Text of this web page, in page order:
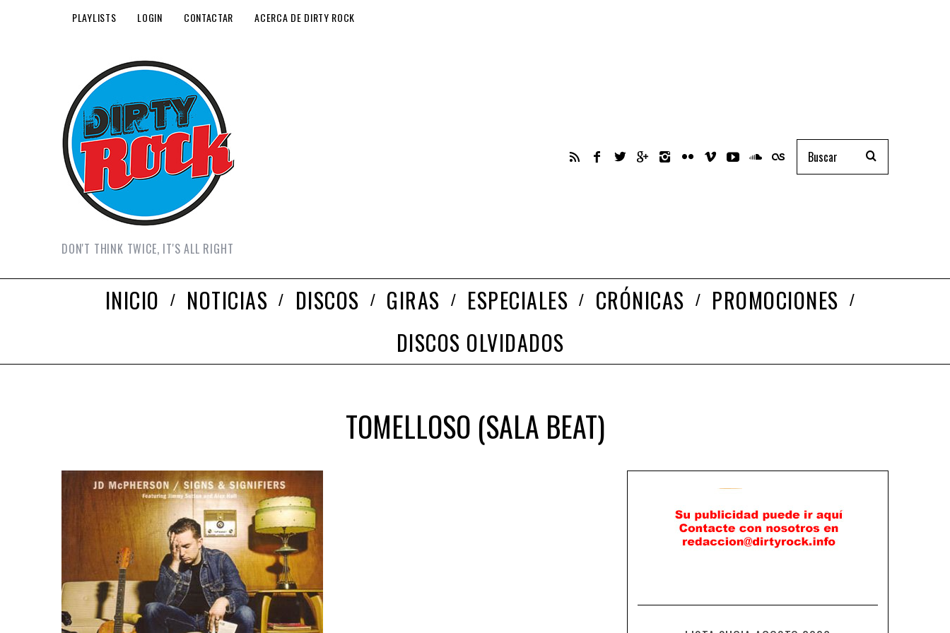
PLAYLISTS LOGIN CONTACTAR ACERCA DE DIRTY ROCK
DON'T THINK TWICE, IT'S ALL RIGHT
INICIO NOTICIAS DISCOS GIRAS ESPECIALES CRÓNICAS
PROMOCIONES
DISCOS OLVIDADOS
TOMELLOSO (SALA BEAT)